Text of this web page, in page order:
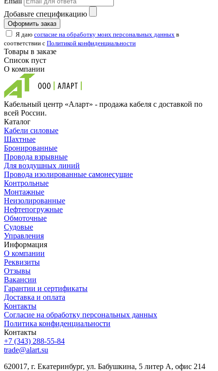
Добавьте спецификацию
Оформить заказ
Я даю согласие на обработку моих персональных данных в
соответствии с Политикой конфиденциальности
Товары в заказе
Список пуст
О компании
Кабельный центр «Аларт» - продажа кабеля с доставкой по
всей России.
Каталог
Кабели силовые
Шахтные
Бронированные
Провода взрывные
Для воздушных линий
Провода изолированные самонесущие
Контрольные
Монтажные
Неизолированные
Нефтепогружные
Обмоточные
Судовые
Управления
Информация
О компании
Реквизиты
Отзывы
Вакансии
Гарантии и сертификаты
Доставка и оплата
Контакты
Согласие на обработку персональных данных
Политика конфиденциальности
Контакты
+7 (343) 288-55-84
trade@alart.su
620017, г. Екатеринбург, ул. Бабушкина, 5 литер А, офис 214